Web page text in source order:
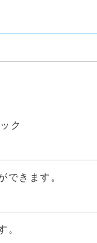
ク
できます。
。